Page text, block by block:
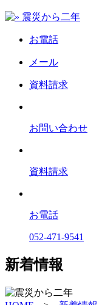
お電話
メール
資料請求
お問い合わせ
資料請求
お電話
052-471-9541
新着情報